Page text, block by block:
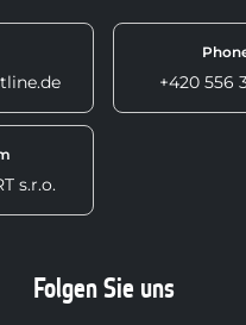
+420 556
s.r.o.
Folgen Sie uns